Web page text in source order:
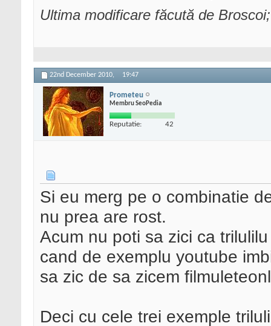
Ultima modificare făcută de
22nd December 2010, 19:47
Prometeu
Membru SeoPedia
Reputatie: 42
Si eu merg pe o combinatie
nu prea are rost.
Acum nu poti sa zici ca
cand de exemplu youtube
sa zic de sa zicem
Deci cu cele trei exemple